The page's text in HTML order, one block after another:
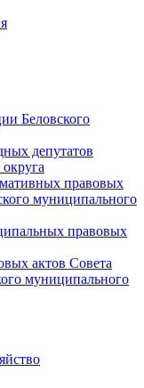
Беловского
депутатов
правовых
муниципального
правовых
актов Совета
муниципального